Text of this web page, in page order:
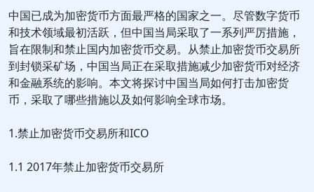
中国已成为加密货币方面最严格的国家之一。尽管数字货币
和技术领域最初活跃，但中国当局采取了一系列严厉措施，
旨在限制和禁止国内加密货币交易。从禁止加密货币交易所
到封锁采矿场，中国当局正在采取措施减少加密货币对经济
和金融系统的影响。本文将探讨中国当局如何打击加密货
币，采取了哪些措施以及如何影响全球市场。
1.禁止加密货币交易所和ICO
1.1 2017年禁止加密货币交易所